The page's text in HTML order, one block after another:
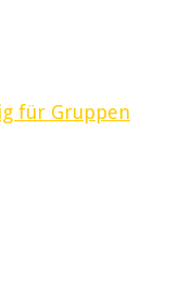
für Gruppen